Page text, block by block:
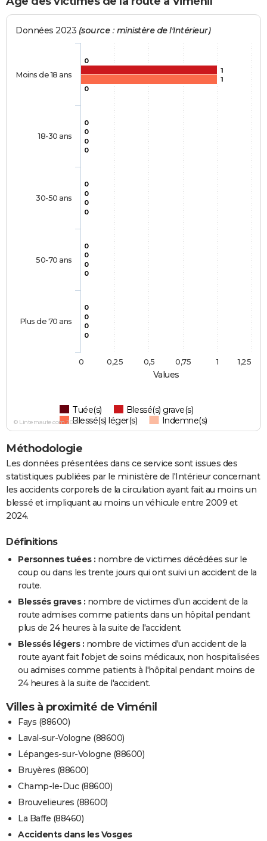
Values
Données 2023 (source : ministère de l'Intérieur)
0
0
0
0
0
1
0
0
0
0
1
0
0
0
0
0
0
0
0
0
Tuée(s)
Blessé(s) grave(s)
Blessé(s) léger(s)
Indemne(s)
Moins de 18 ans
18-30 ans
30-50 ans
50-70 ans
Plus de 70 ans
0 1
0,25 0,5 0,75 1,25
© Linternaute.com 2026
Méthodologie
Les données présentées dans ce service sont issues des
statistiques publiées par le ministère de l'Intérieur concernant
les accidents corporels de la circulation ayant fait au moins un
blessé et impliquant au moins un véhicule entre 2009 et
2024.
Définitions
Personnes tuées : nombre de victimes décédées sur le
coup ou dans les trente jours qui ont suivi un accident de la
route.
Blessés graves : nombre de victimes d'un accident de la
route admises comme patients dans un hôpital pendant
plus de 24 heures à la suite de l'accident.
Blessés légers : nombre de victimes d'un accident de la
route ayant fait l'objet de soins médicaux, non hospitalisées
ou admises comme patients à l'hôpital pendant moins de
24 heures à la suite de l'accident.
Villes à proximité de Viménil
Fays (88600)
Laval-sur-Vologne (88600)
Lépanges-sur-Vologne (88600)
Bruyères (88600)
Champ-le-Duc (88600)
Brouvelieures (88600)
La Baffe (88460)
Accidents dans les Vosges